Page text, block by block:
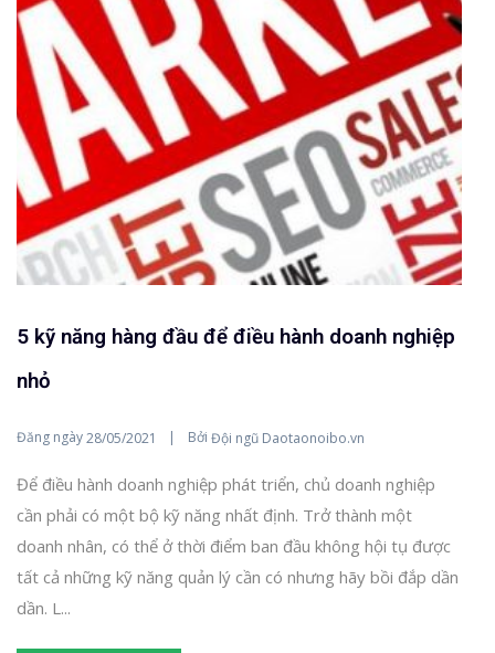
5 kỹ năng hàng đầu để điều hành doanh nghiệp
nhỏ
Đăng ngày28/05/2021 Bởi Đội ngũ Daotaonoibo.vn
Để điều hành doanh nghiệp phát triển, chủ doanh nghiệp
cần phải có một bộ kỹ năng nhất định. Trở thành một
doanh nhân, có thể ở thời điểm ban đầu không hội tụ được
tất cả những kỹ năng quản lý cần có nhưng hãy bồi đắp dần
dần. L...